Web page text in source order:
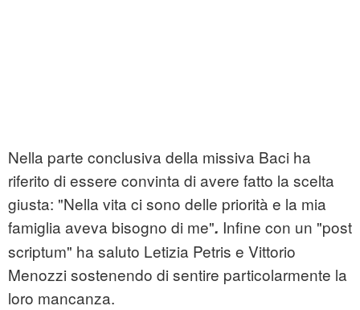
Nella parte conclusiva della missiva Baci ha
riferito di essere convinta di avere fatto la scelta
giusta: "Nella vita ci sono delle priorità e la mia
famiglia aveva bisogno di me". Infine con un "post
scriptum" ha saluto Letizia Petris e Vittorio
Menozzi sostenendo di sentire particolarmente la
loro mancanza.